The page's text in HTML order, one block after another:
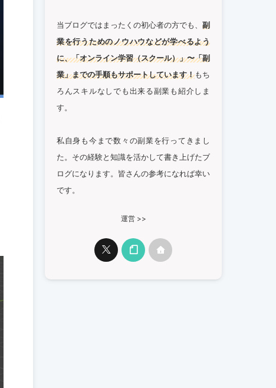
当ブログではまったくの初心者の方でも、 副
業を行うためのノウハウなどが学べるよう
に、「オンライン学習（スクール）」〜「副
業」までの手順もサポートしています！もち
ろんスキルなしでも出来る副業も紹介しま
す。
私自身も今まで数々の副業を行ってきまし
た。その経験と知識を活かして書き上げたブ
ログになります。皆さんの参考になれば幸い
です。
運営 >>